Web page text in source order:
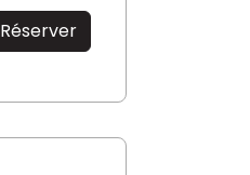
Réserver